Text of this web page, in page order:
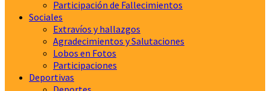
Participación de Fallecimientos
Sociales
Extravíos y hallazgos
Agradecimientos y Salutaciones
Lobos en Fotos
Participaciones
Deportivas